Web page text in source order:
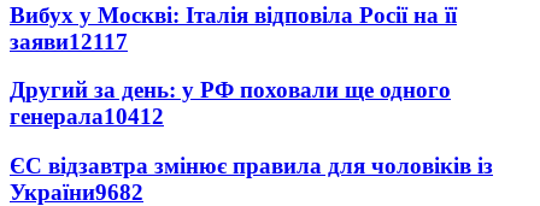
Вибух у Москві: Італія відповіла Росії на її
заяви12117
Другий за день: у РФ поховали ще одного
генерала10412
ЄС відзавтра змінює правила для чоловіків із
України9682